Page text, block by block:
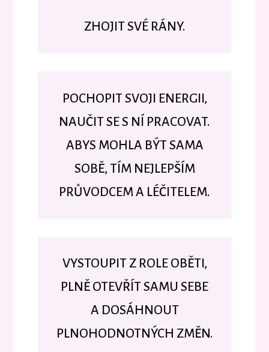
ZHOJIT SVÉ RÁNY.
POCHOPIT SVOJI ENERGII,
NAUČIT SE S NÍ PRACOVAT.
ABYS MOHLA BÝT SAMA
SOBĚ, TÍM NEJLEPŠÍM
PRŮVODCEM A LÉČITELEM.
VYSTOUPIT Z ROLE OBĚTI,
PLNĚ OTEVŘÍT SAMU SEBE
A DOSÁHNOUT
PLNOHODNOTNÝCH ZMĚN.